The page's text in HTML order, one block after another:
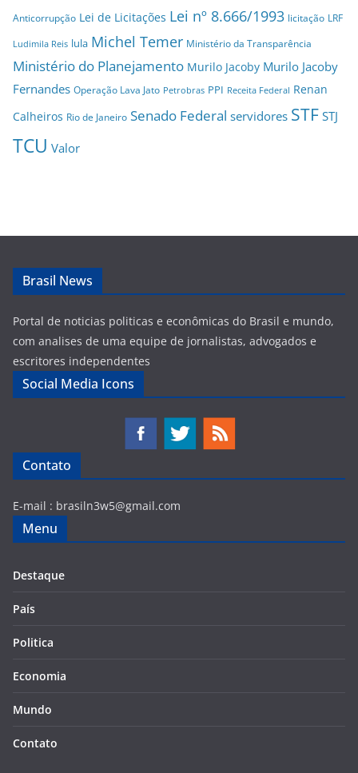
Anticorrupção Lei de Licitações Lei nº 8.666/1993 licitação LRF
Ludimila Reis lula Michel Temer Ministério da Transparência
Ministério do Planejamento Murilo Jacoby Murilo Jacoby
Fernandes Operação Lava Jato Petrobras PPI Receita Federal Renan
Calheiros Rio de Janeiro Senado Federal servidores STF STJ
TCU Valor
Brasil News
Portal de noticias politicas e econômicas do Brasil e mundo,
com analises de uma equipe de jornalistas, advogados e
escritores independentes
Social Media Icons
Contato
E-mail : brasiln3w5@gmail.com
Menu
Destaque
País
Politica
Economia
Mundo
Contato